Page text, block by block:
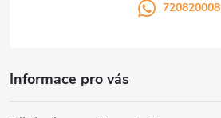
720820008
Informace pro vás